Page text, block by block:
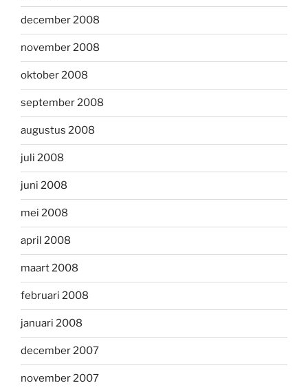
december 2008
november 2008
oktober 2008
september 2008
augustus 2008
juli 2008
juni 2008
mei 2008
april 2008
maart 2008
februari 2008
januari 2008
december 2007
november 2007